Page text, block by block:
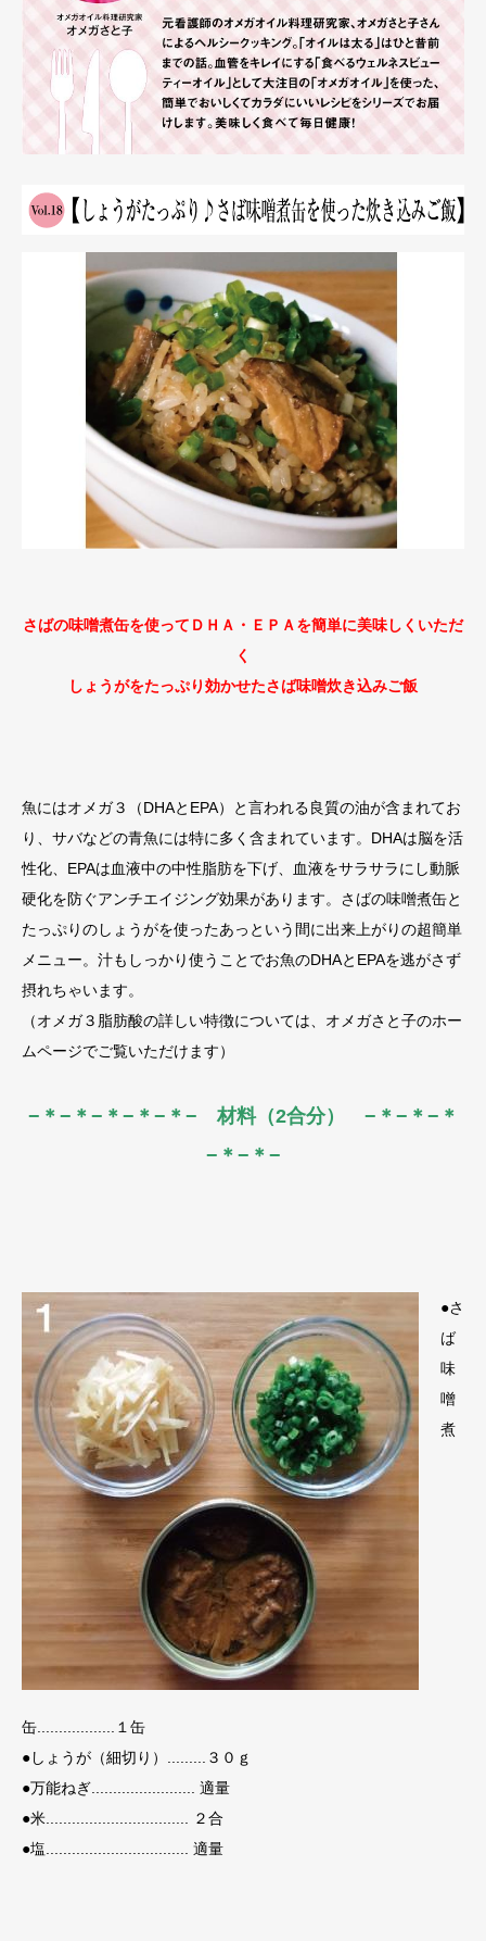
さばの味噌煮缶を使ってＤＨＡ・ＥＰＡを簡単に美味しくいただ
く
しょうがをたっぷり効かせたさば味噌炊き込みご飯
魚にはオメガ３（DHAとEPA）と言われる良質の油が含まれてお
り、サバなどの青魚には特に多く含まれています。DHAは脳を活
性化、EPAは血液中の中性脂肪を下げ、血液をサラサラにし動脈
硬化を防ぐアンチエイジング効果があります。さばの味噌煮缶と
たっぷりのしょうがを使ったあっという間に出来上がりの超簡単
メニュー。汁もしっかり使うことでお魚のDHAとEPAを逃がさず
摂れちゃいます。
（オメガ３脂肪酸の詳しい特徴については、オメガさと子のホー
ムページでご覧いただけます）
−＊−＊−＊−＊−＊− 材料（2合分） −＊−＊−＊
−＊−＊−
●さ
ば
味
噌
煮
缶..................１缶
●しょうが（細切り）.........３０ｇ
●万能ねぎ........................ 適量
●米................................. ２合
●塩................................. 適量